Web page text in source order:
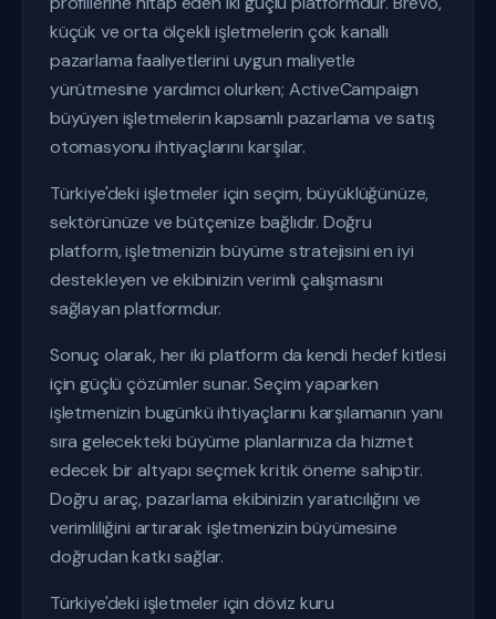
küçük ve orta ölçekli işletmelerin çok kanallı
pazarlama faaliyetlerini uygun maliyetle
yürütmesine yardımcı olurken; ActiveCampaign
büyüyen işletmelerin kapsamlı pazarlama ve satış
otomasyonu ihtiyaçlarını karşılar.
Türkiye'deki işletmeler için seçim, büyüklüğünüze,
sektörünüze ve bütçenize bağlıdır. Doğru
platform, işletmenizin büyüme stratejisini en iyi
destekleyen ve ekibinizin verimli çalışmasını
sağlayan platformdur.
Sonuç olarak, her iki platform da kendi hedef kitlesi
için güçlü çözümler sunar. Seçim yaparken
işletmenizin bugünkü ihtiyaçlarını karşılamanın yanı
sıra gelecekteki büyüme planlarınıza da hizmet
edecek bir altyapı seçmek kritik öneme sahiptir.
Doğru araç, pazarlama ekibinizin yaratıcılığını ve
verimliliğini artırarak işletmenizin büyümesine
doğrudan katkı sağlar.
Türkiye'deki işletmeler için döviz kuru